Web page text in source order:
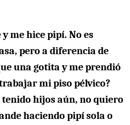
me hice pipí. No es
pero a diferencia de
una gotita y me prendió
mi piso pélvico?
tenido hijos aún, no quiero
haciendo pipí sola o